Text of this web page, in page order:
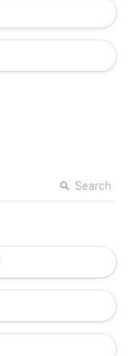
Search